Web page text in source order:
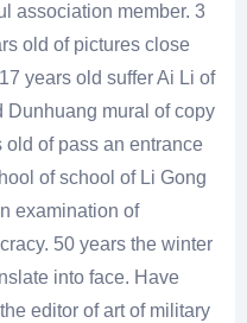
association member. 3
old of pictures close
years old suffer Ai Li of
Dunhuang mural of copy
of pass an entrance
of school of Li Gong
examination of
50 years the winter
into face. Have
editor of art of military